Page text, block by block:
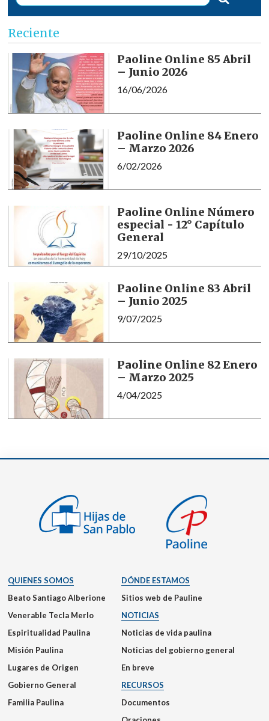
Reciente
Paoline Online 85 Abril
– Junio 2026
16/06/2026
Paoline Online 84 Enero
– Marzo 2026
6/02/2026
Paoline Online Número
especial - 12° Capítulo
General
29/10/2025
Paoline Online 83 Abril
– Junio 2025
9/07/2025
Paoline Online 82 Enero
– Marzo 2025
4/04/2025
QUIENES SOMOS
Beato Santiago Alberione
Venerable Tecla Merlo
Espiritualidad Paulina
Misión Paulina
Lugares de Origen
Gobierno General
Familia Paulina
DÓNDE ESTAMOS
Sitios web de Pauline
NOTICIAS
Noticias de vida paulina
Noticias del gobierno general
En breve
RECURSOS
Documentos